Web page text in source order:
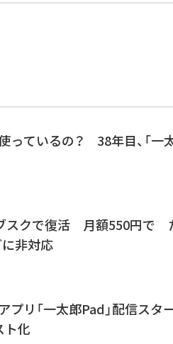
っているの？ 38年目、「一
スクで復活 月額550円で
非対応
プリ「一太郎Pad」配信ス
ト化